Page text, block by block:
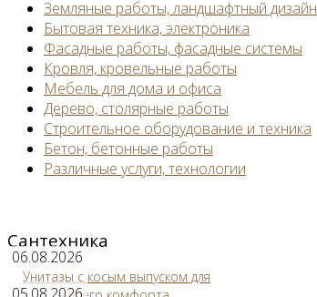
Земляные работы, ландшафтный дизайн
Бытовая техника, электроника
Фасадные работы, фасадные системы
Кровля, кровельные работы
Мебель для дома и офиса
Дерево, столярные работы
Строительное оборудование и техника
Бетон, бетонные работы
Различные услуги, технологии
Сантехника
06.08.2026
Унитазы с косым выпуском для